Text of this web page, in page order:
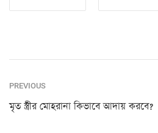
PREVIOUS
মৃত স্ত্রীর মোহরানা কিভাবে আদায় করবে?